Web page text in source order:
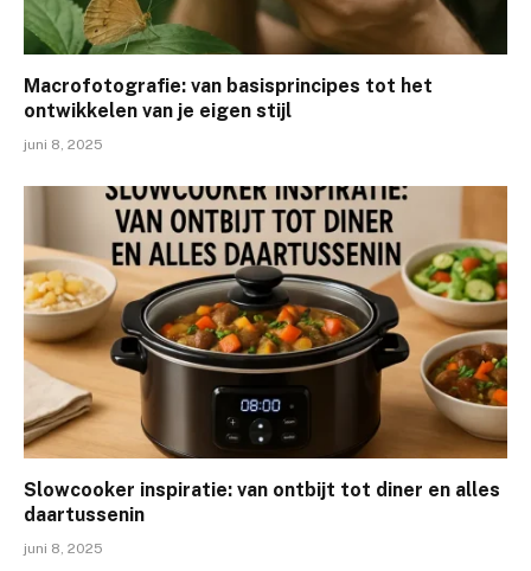
Macrofotografie: van basisprincipes tot het
ontwikkelen van je eigen stijl
juni 8, 2025
Slowcooker inspiratie: van ontbijt tot diner en alles
daartussenin
juni 8, 2025